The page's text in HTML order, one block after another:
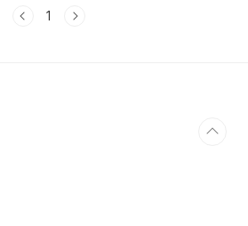
려운 것은 없습니다. 하지만 토지 양도소득세
1